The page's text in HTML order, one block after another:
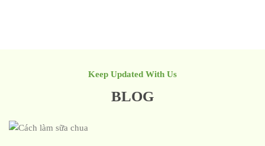
Keep Updated With Us
BLOG